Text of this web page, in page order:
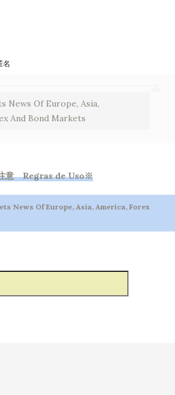
名
News Of Europe, Asia,
And Bond Markets
意 Regras de Uso※
News Of Europe, Asia, America, Forex